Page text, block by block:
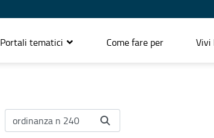
Portali tematici Come fare per Vivi